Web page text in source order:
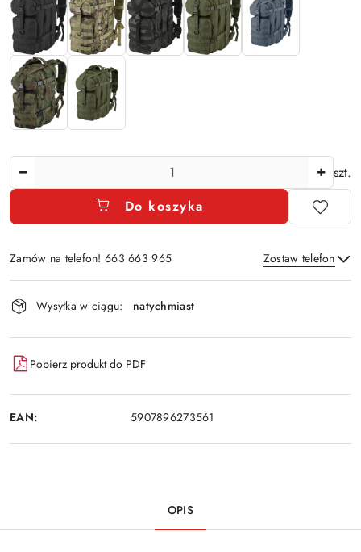
szt.
Do koszyka
Zamów na telefon! 663 663 965 Zostaw telefon
Dostępność
i
dostawa
Wysyłka w ciągu: natychmiast
Pobierz produkt do PDF
EAN: 5907896273561
OPIS